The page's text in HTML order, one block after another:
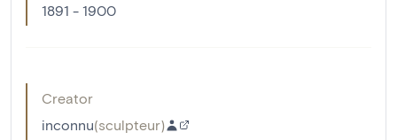
1891 - 1900
Creator
inconnu(sculpteur)